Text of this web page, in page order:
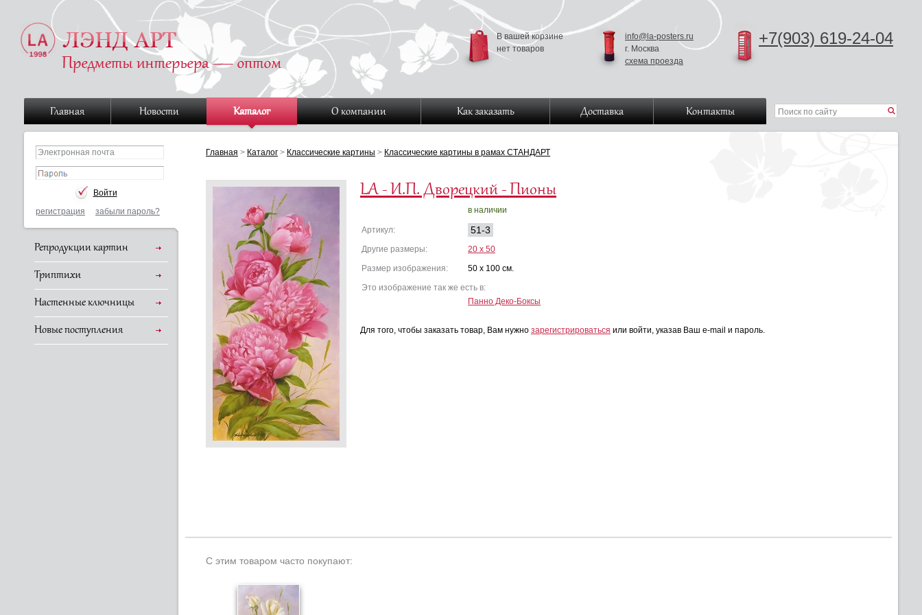
+7(903) 619-24-04
info@la-posters.ru
г. Москва
схема проезда
В вашей корзине
нет товаров
Главная Новости Каталог О компании Как заказать Доставка Контакты
регистрация забыли пароль?
Репродукции картин
Триптихи
Настенные ключницы
Новые поступления
Главная > Каталог > Классические картины > Классические картины в рамах СТАНДАРТ
LA - И.П. Дворецкий - Пионы
в наличии
Артикул: 51-3
Другие размеры:
20 x 50
Размер изображения:
50 x 100 см.
Это изображение так же есть в:
Панно Деко-Боксы
Для того, чтобы заказать товар, Вам нужно зарегистрироваться или войти, указав Ваш e-mail и пароль.
С этим товаром часто покупают: